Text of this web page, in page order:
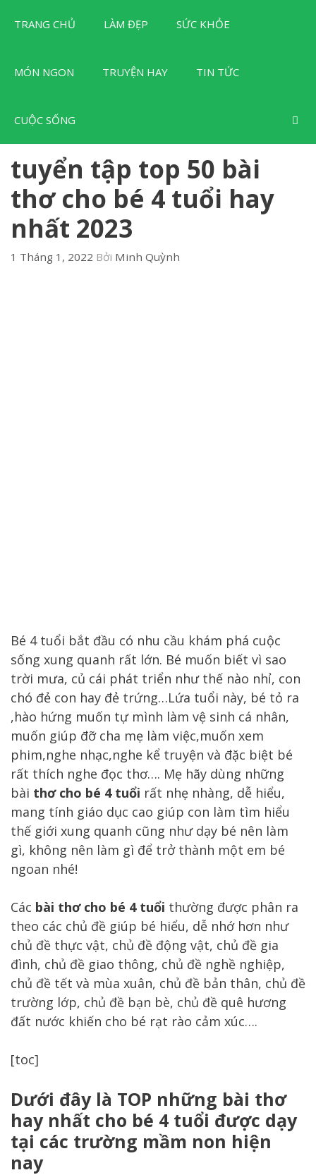
đến
dung
TRANG CHỦ LÀM ĐẸP SỨC KHỎE
MÓN NGON TRUYỆN HAY TIN TỨC
CUỘC SỐNG
tuyển tập top 50 bài
thơ cho bé 4 tuổi hay
nhất 2023
1 Tháng 1, 2022 Bởi Minh Quỳnh
Bé 4 tuổi bắt đầu có nhu cầu khám phá cuộc
sống xung quanh rất lớn. Bé muốn biết vì sao
trời mưa, củ cái phát triển như thế nào nhỉ, con
chó đẻ con hay đẻ trứng…Lứa tuổi này, bé tỏ ra
,hào hứng muốn tự mình làm vệ sinh cá nhân,
muốn giúp đỡ cha mẹ làm việc,muốn xem
phim,nghe nhạc,nghe kể truyện và đặc biệt bé
rất thích nghe đọc thơ…. Mẹ hãy dùng những
bài thơ cho bé 4 tuổi rất nhẹ nhàng, dễ hiểu,
mang tính giáo dục cao giúp con làm tìm hiểu
thế giới xung quanh cũng như dạy bé nên làm
gì, không nên làm gì để trở thành một em bé
ngoan nhé!
Các bài thơ cho bé 4 tuổi thường được phân ra
theo các chủ đề giúp bé hiểu, dễ nhớ hơn như
chủ đề thực vật, chủ đề động vật, chủ đề gia
đình, chủ đề giao thông, chủ đề nghề nghiệp,
chủ đề tết và mùa xuân, chủ đề bản thân, chủ đề
trường lớp, chủ đề bạn bè, chủ đề quê hương
đất nước khiến cho bé rạt rào cảm xúc….
[toc]
Dưới đây là TOP những bài thơ
hay nhất cho bé 4 tuổi được dạy
tại các trường mầm non hiện
nay